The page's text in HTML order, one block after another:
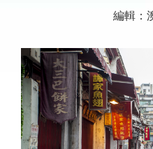
編輯：